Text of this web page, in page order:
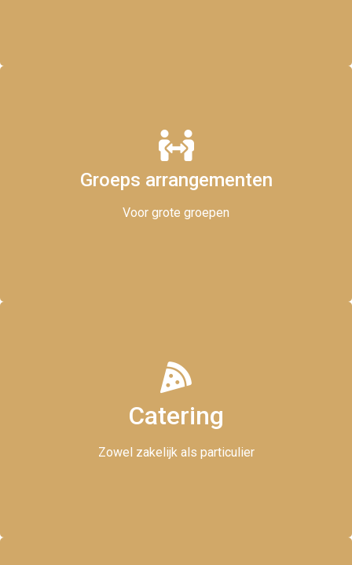
Groeps arrangementen
Voor grote groepen
Gezellig met elkaar
Catering
Zowel zakelijk als particulier
Volledige ontzorging